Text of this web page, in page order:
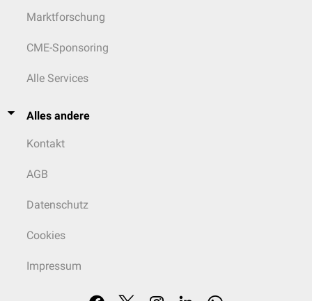
Marktforschung
CME-Sponsoring
Alle Services
Alles andere
Kontakt
AGB
Datenschutz
Cookies
Impressum